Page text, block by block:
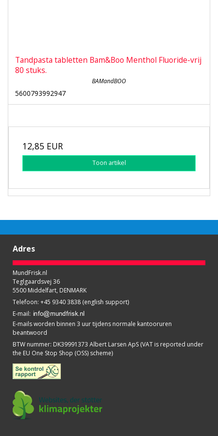
Tandpasta tabletten Bam&Boo Menthol Fluoride-vrij
80 stuks.
BAMandBOO
5600793992947
12,85 EUR
Toon artikel
Adres
MundFrisk.nl
Teglgaardsvej 36
5500 Middelfart, DENMARK
Telefoon: +45 9340 3838 (english support)
E-mail:
E-mails worden binnen 3 uur tijdens normale kantooruren
beantwoord
BTW nummer: DK39991373 Albert Larsen ApS (VAT is reported under
the EU One Stop Shop (OSS) scheme)